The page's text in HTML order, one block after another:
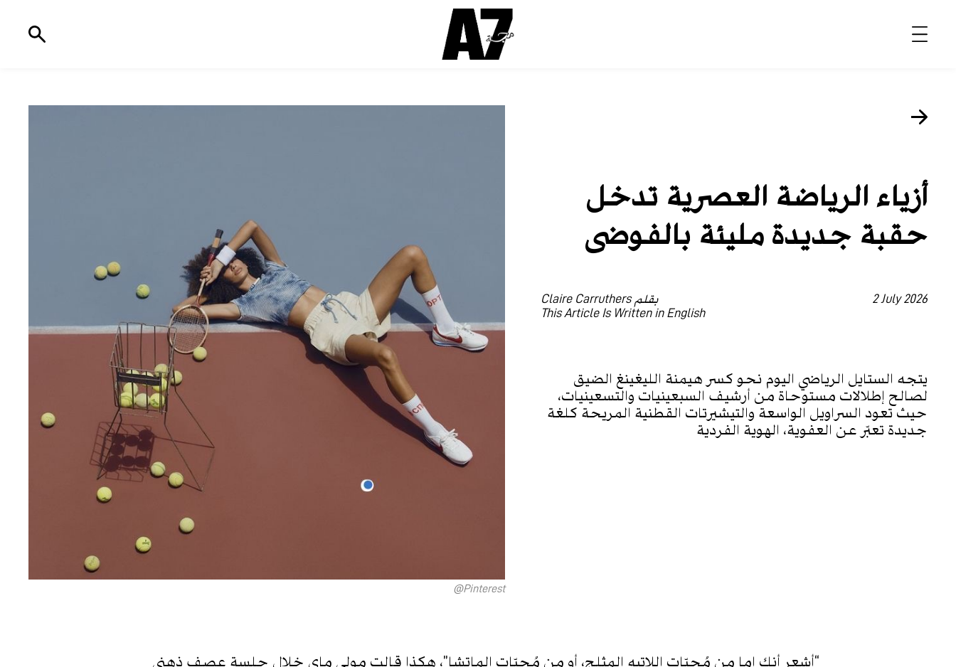
موضة وجمال
ديسكوفري
مجوهرات وساعات
مستقبل
أزياء الرياضة العصرية تدخل
حقبة جديدة مليئة بالفوضى
2 July 2026
بقلم Claire Carruthers
This Article Is Written in English
يتجه الستايل الرياضي اليوم نحو كسر هيمنة الليغينغ الضيق
لصالح إطلالات مستوحاة من أرشيف السبعينيات والتسعينيات،
حيث تعود السراويل الواسعة والتيشيرتات القطنية المريحة كلغة
جديدة تعبّر عن العفوية، الهوية الفردية
Pinterest@
“أشعر أنكِ إما من مُحِبّات اللاتيه المثلج، أو من مُحِبّات الماتشا”، هكذا قالت مولي ماي خلال جلسة عصف ذهني